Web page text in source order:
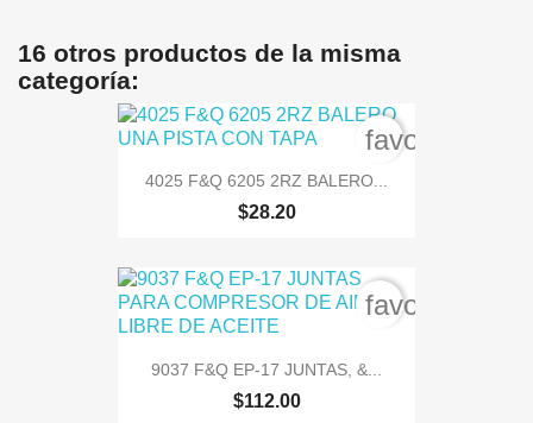
16 otros productos de la misma
categoría:
4025 F&Q 6205 2RZ BALERO...
$28.20
9037 F&Q EP-17 JUNTAS, &...
$112.00